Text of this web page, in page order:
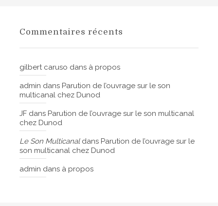
Commentaires récents
gilbert caruso dans à propos
admin dans Parution de l’ouvrage sur le son
multicanal chez Dunod
JF dans Parution de l’ouvrage sur le son multicanal
chez Dunod
Le Son Multicanaldans Parution de l’ouvrage sur le
son multicanal chez Dunod
admin dans à propos